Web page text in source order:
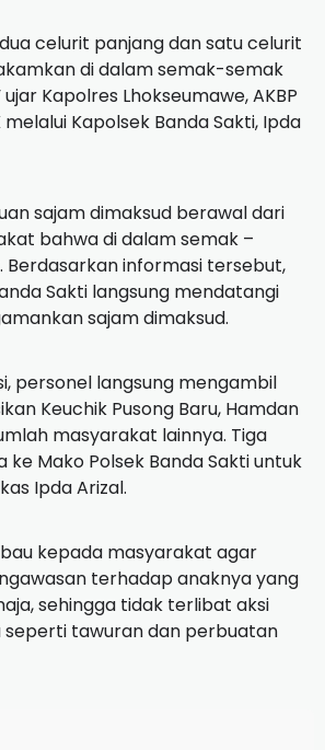
celurit panjang dan satu celurit
di dalam semak-semak
Kapolres Lhokseumawe, AKBP
melalui Kapolsek Banda Sakti, Ipda
sajam dimaksud berawal dari
bahwa di dalam semak –
Berdasarkan informasi tersebut,
Sakti langsung mendatangi
sajam dimaksud.
personel langsung mengambil
Keuchik Pusong Baru, Hamdan
masyarakat lainnya. Tiga
ke Mako Polsek Banda Sakti untuk
Ipda Arizal.
kepada masyarakat agar
terhadap anaknya yang
sehingga tidak terlibat aksi
seperti tawuran dan perbuatan